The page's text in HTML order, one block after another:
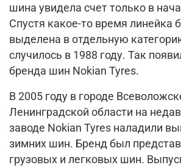
шина увидела счет только в
Спустя какое-то время линейка
выделена в отдельную
случилось в 1988 году. Так
бренда шин Nokian Tyres.
В 2005 году в городе
Ленинградской области на
заводе Nokian Tyres наладили
зимних шин. Бренд был
грузовых и легковых шин.